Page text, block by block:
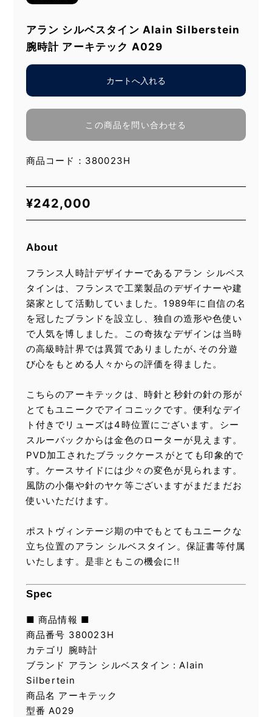
アラン シルベスタイン Alain Silberstein
腕時計 アーキテック A029
この商品を問い合わせる
商品コード：380023H
¥242,000
About
フランス人時計デザイナーであるアラン シルベス
タインは、フランスで工業製品のデザイナーや建
築家として活動していました。1989年に自信の名
を冠したブランドを設立し、独自の造形や色使い
で人気を博しました。この奇抜なデザインは当時
の高級時計界では異質でありましたが､その分遊
び心をもとめる人々からの評価を得ました。
こちらのアーキテックは、時針と秒針の針の形が
とてもユニークでアイコニックです。便利なデイ
ト付きでリューズは4時位置にございます。シー
スルーバックからは金色のローターが見えます。
PVD加工されたブラックケースがとても印象的で
す。ケースサイドには少々の変色が見られます。
風防の小傷や針のヤケ等ございますがまだまだお
使いいただけます。
ポストヴィンテージ期の中でもとてもユニークな
立ち位置のアラン シルベスタイン。保証書等付属
いたします。是非ともこの機会に!!
Spec
■ 商品情報 ■
商品番号 380023H
カテゴリ 腕時計
ブランド アラン シルベスタイン : Alain
Silbertein
商品名 アーキテック
型番 A029